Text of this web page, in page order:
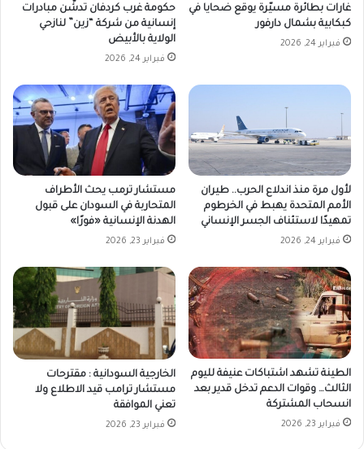
غارات بطائرة مسيّرة يوقع ضحايا في
كبكابية بشمال دارفور
فبراير 24, 2026
حكومة غرب كردفان تدشّن مبادرات
إنسانية من شركة “زين” لنازحي
الولاية بالأبيض
فبراير 24, 2026
لأول مرة منذ اندلاع الحرب.. طيران
الأمم المتحدة يهبط في الخرطوم
تمهيدًا لاستئناف الجسر الإنساني
فبراير 24, 2026
مستشار ترمب يحث الأطراف
المتحاربة في السودان على قبول
الهدنة الإنسانية «فورًا»
فبراير 23, 2026
الطينة تشهد اشتباكات عنيفة لليوم
الثالث… وقوات الدعم تدخل قدير بعد
انسحاب المشتركة
فبراير 23, 2026
الخارجية السودانية : مقترحات
مستشار ترامب قيد الاطلاع ولا
تعني الموافقة
فبراير 23, 2026